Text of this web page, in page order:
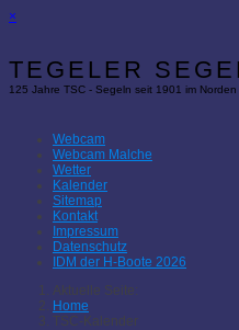
×
TEGELER
125 Jahre TSC - Segeln seit 1901 im Norden
Webcam
Webcam Malche
Wetter
Kalender
Sitemap
Kontakt
Impressum
Datenschutz
IDM der H-Boote 2026
Aktuelle Seite:
Home
TSC-Kalender